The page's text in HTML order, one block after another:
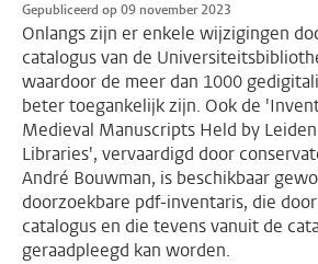
Gepubliceerd op 09 november 2023
Onlangs zijn er enkele wijzigingen
catalogus van de
waardoor de meer dan 1000
beter toegankelijk zijn. Ook de
Medieval Manuscripts Held by
Libraries', vervaardigd door
André Bouwman, is beschikbaar
doorzoekbare pdf-inventaris, die
catalogus en die tevens vanuit de
geraadpleegd kan worden.